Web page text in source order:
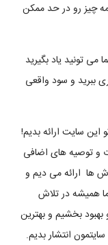
چیز رو در حد ممکن
تونید یاد بگیرید
ببرید و سود واقعی
این سایت ارائه بدیم!
و توصیه های اضافی
ها ارائه می دیم و
همیشه در تلاش
بخشیم و بهترین
انتشار بدیم.